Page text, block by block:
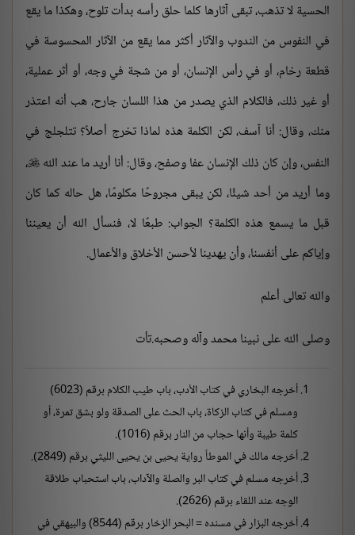
الحسية لا تذهب، تبقى آثارها كلما حلق رأسه بدأت تلوح، وهكذا ما يقع
في النفوس من الندوب والآثار أكثر مما يقع من الآثار المحسوسة في
قطعة رخام، أو في رأس الإنسان، أو من شجة في وجه، أو أثر عملية،
أو غير ذلك، فالكلام الذي يصدر من هذا اللسان جارح، هب أنه اعتذر
منك، وقال: أنا آسف، لكن الكلمة هذه لماذا تخرج أصلاً؟ تتلجلج في
النفس، وإن كان ذلك الإنسان عفا وصفح، وقال: أنا أريد ما عند الله ،
وما أريد من أحد شيئًا، لكن يبقى مجروحًا مكلومًا، هل حاله كما كان
قبل ما يسمع هذه الكلمة؟ الجواب: طبعًا لا، فنسأل الله أن يعيننا
وإياكم على أنفسنا، وأن يهدينا لأحسن الأخلاق والأعمال.
والله تعالى أعلم
وصلى الله على نبينا محمد وآله وصحبه.تأت
أخرجه البخاري في كتاب الأدب، باب طيب الكلام برقم (6023)
ومسلم في كتاب الزكاة، باب الحث على الصدقة ولو بشق تمرة، أو
كلمة طيبة وأنها حجاب من النار برقم (1016).
أخرجه مالك في الموطأ رواية يحيى بن يحيى الليثي برقم (2849).
أخرجه مسلم في كتاب البر والصلة والآداب، باب استحباب طلاقة
الوجه عند اللقاء برقم (2626).
أخرجه البزار في مسنده = البحر الزخار برقم (8544) والبيهقي في